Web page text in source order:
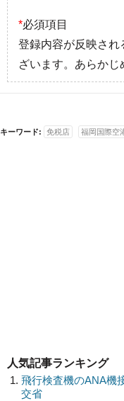
*必須項目
登録内容が反映され
ざいます。あらかじ
キーワード: 免税店 福岡国際空
人気記事ランキング
飛行検査機のANA機
交省